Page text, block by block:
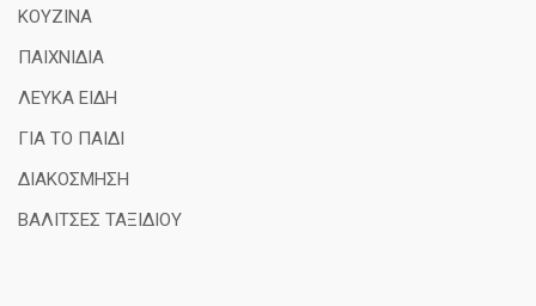
ΚΟΥΖΙΝΑ
ΠΑΙΧΝΙΔΙΑ
ΛΕΥΚΑ ΕΙΔΗ
ΓΙΑ ΤΟ ΠΑΙΔΙ
ΔΙΑΚΟΣΜΗΣΗ
ΒΑΛΙΤΣΕΣ ΤΑΞΙΔΙΟΥ